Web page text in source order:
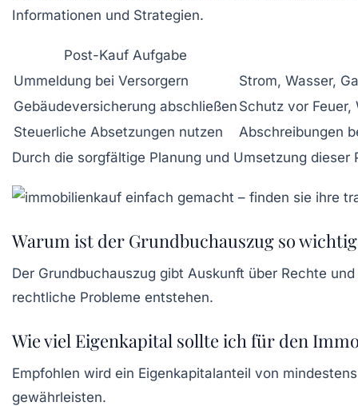
Informationen und Strategien.
Post-Kauf Aufgabe
Ummeldung bei Versorgern
Strom, Wasser,
Gebäudeversicherung abschließen Schutz vor Feuer,
Steuerliche Absetzungen nutzen
Abschreibungen
Durch die sorgfältige Planung und Umsetzung
Warum ist der Grundbuchauszug so
Der Grundbuchauszug gibt Auskunft über Rechte
rechtliche Probleme entstehen.
Wie viel Eigenkapital sollte ich für den
Empfohlen wird ein Eigenkapitalanteil von
gewährleisten.